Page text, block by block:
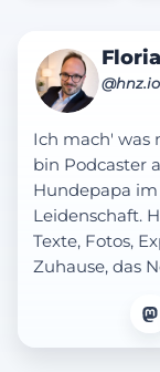
@hnz.io
Ich mach'
bin Podcaster
Hundepapa
Leidenschaft.
Texte, Fotos,
Zuhause, das